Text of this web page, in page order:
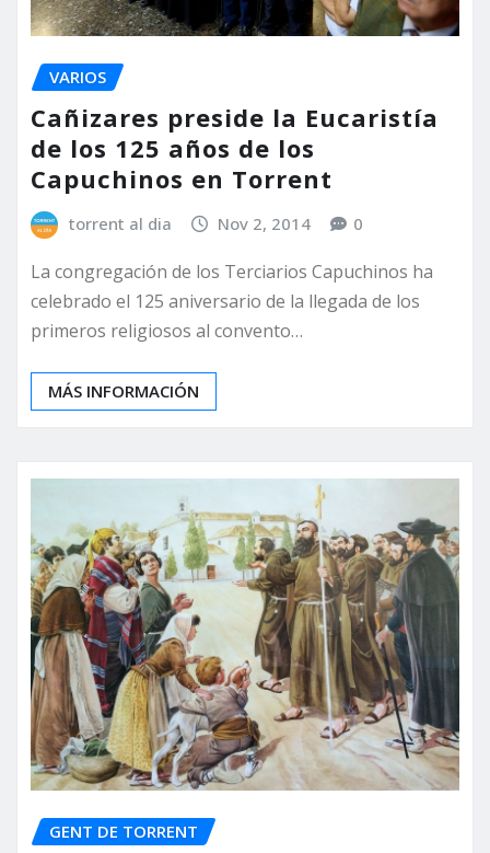
VARIOS
Cañizares preside la Eucaristía
de los 125 años de los
Capuchinos en Torrent
torrent al dia Nov 2, 2014 0
La congregación de los Terciarios Capuchinos ha
celebrado el 125 aniversario de la llegada de los
primeros religiosos al convento…
MÁS INFORMACIÓN
GENT DE TORRENT